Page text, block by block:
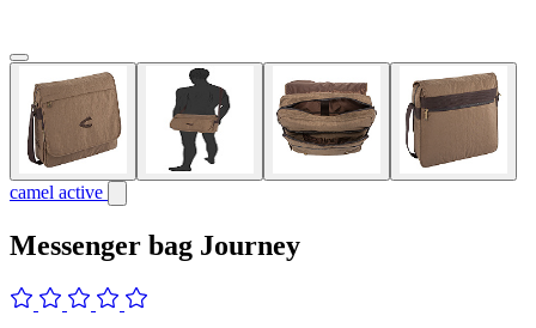
camel active
Messenger bag Journey